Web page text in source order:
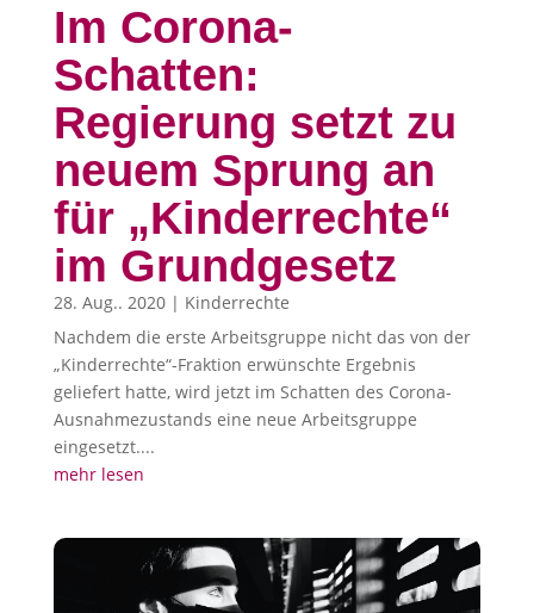
Im Corona-
Schatten:
Regierung setzt zu
neuem Sprung an
für „Kinderrechte“
im Grundgesetz
28. Aug.. 2020| Kinderrechte
Nachdem die erste Arbeitsgruppe nicht das von der
„Kinderrechte“-Fraktion erwünschte Ergebnis
geliefert hatte, wird jetzt im Schatten des Corona-
Ausnahmezustands eine neue Arbeitsgruppe
eingesetzt....
mehr lesen